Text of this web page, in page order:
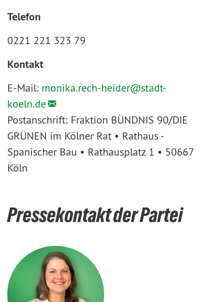
Telefon
0221 221 323 79
Kontakt
E-Mail: monika.rech-heider@stadt-
koeln.de
Postanschrift: Fraktion BÜNDNIS 90/DIE
GRÜNEN im Kölner Rat • Rathaus -
Spanischer Bau • Rathausplatz 1 • 50667
Köln
Pressekontakt der Partei